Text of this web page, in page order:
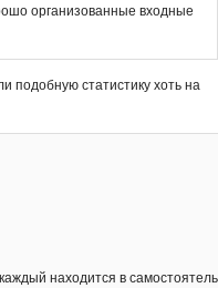
организованные входные
подобную статистику хоть на
находится в